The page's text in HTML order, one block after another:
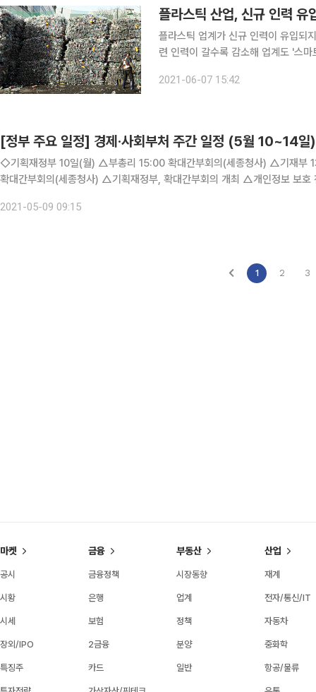
플라스틱 산업, 신규 인력
플라스틱 업계가 신규 인력이 유입되
련 인력이 갈수록 감소해 업계도 '스마트 공장
2021-06-07 15:42
[정부 주요 일정] 경제·사회부처 주간 일정 (5월 10~14일)
◇기획재정부 10일(월) △부총리 15:00 확대간부회의(세종청사) △기재부 1차관 15:00 확대간부회의(세종청사) △기재부 2차관 15:00
확대간부회의(세종청사) △기획재정부, 확대간부회의 개최 △개인정보 보호 전문가 초청 강연 △KDI 경제동향(2021. 5) △2021년 1/4
2021-05-09 09:15
1 2 3
마켓
공시
시황
시세
장외/IPO
특징주
금융
금융정책
은행
보험
2금융
카드
부동산
시장동향
업계
정책
분양
일반
산업
재계
전자/통신/IT
자동차
중화학
항공/물류